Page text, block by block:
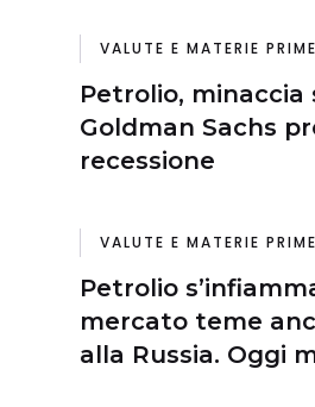
VALUTE E MATERIE PRIME
Petrolio, minaccia
Goldman Sachs
recessione
VALUTE E MATERIE PRIME
Petrolio
mercato teme
alla Russia. Oggi